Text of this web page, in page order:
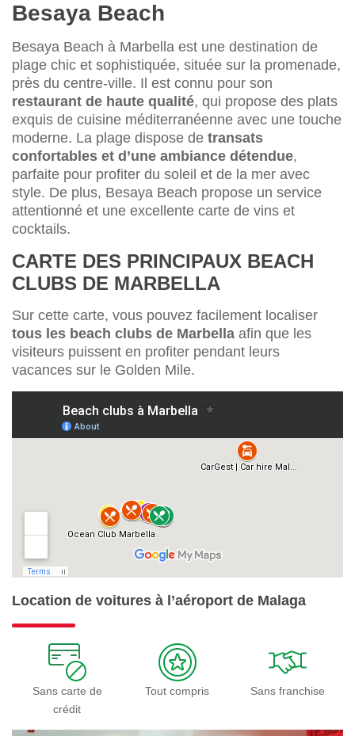
Besaya Beach
Besaya Beach à Marbella est une destination de
plage chic et sophistiquée, située sur la promenade,
près du centre-ville. Il est connu pour son
restaurant de haute qualité, qui propose des plats
exquis de cuisine méditerranéenne avec une touche
moderne. La plage dispose de transats
confortables et d’une ambiance détendue,
parfaite pour profiter du soleil et de la mer avec
style. De plus, Besaya Beach propose un service
attentionné et une excellente carte de vins et
cocktails.
CARTE DES PRINCIPAUX BEACH
CLUBS DE MARBELLA
Sur cette carte, vous pouvez facilement localiser
tous les beach clubs de Marbella afin que les
visiteurs puissent en profiter pendant leurs
vacances sur le Golden Mile.
Location de voitures à l’aéroport de Malaga
Sans carte de
crédit
Tout compris Sans franchise